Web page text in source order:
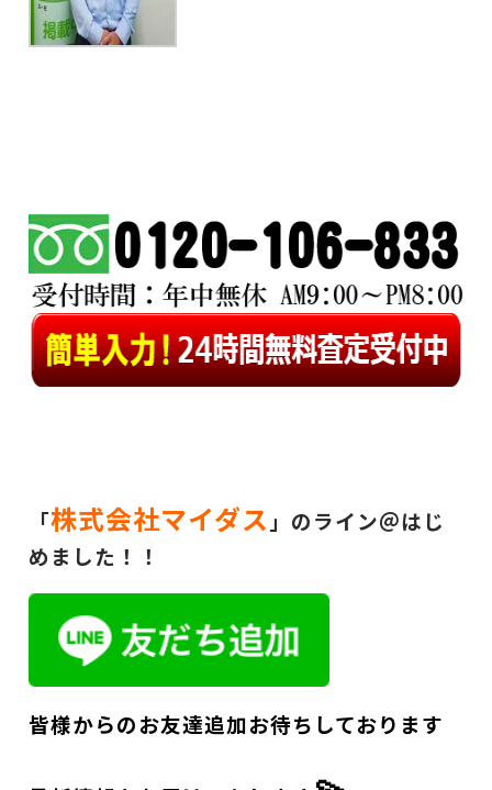
「株式会社マイダス 」のライン＠はじ
めました！！
皆様からのお友達追加お待ちしております